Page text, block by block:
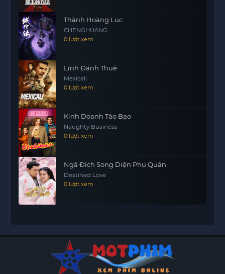
Thành Hoàng Lục
CHENGHUANG
0 lượt xem
Lính Đánh Thuê
Mexicali
0 lượt xem
Kinh Doanh Táo Bạo
Naughty Business
0 lượt xem
Ngã Đích Song Diện Phu Quân
Destined Love
0 lượt xem